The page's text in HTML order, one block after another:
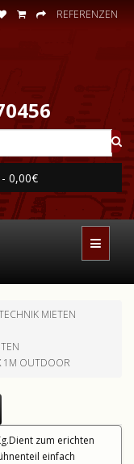
REFERENZEN
0,00€
MIETEN
1M OUTDOOR
zum erichten
einfach